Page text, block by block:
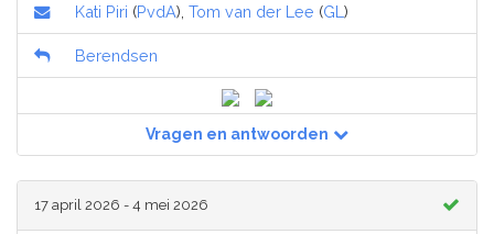
Kati Piri (PvdA), Tom van der Lee (GL )
Berendsen
Vragen en antwoorden
17 april 2026 - 4 mei 2026